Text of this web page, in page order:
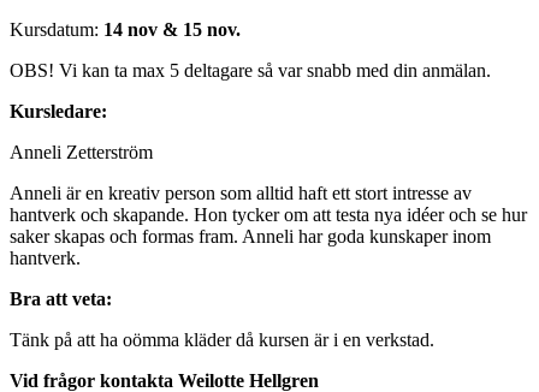
Kursdatum: 14 nov & 15 nov.
OBS! Vi kan ta max 5 deltagare så var snabb med din anmälan.
Kursledare:
Anneli Zetterström
Anneli är en kreativ person som alltid haft ett stort intresse av
hantverk och skapande. Hon tycker om att testa nya idéer och se hur
saker skapas och formas fram. Anneli har goda kunskaper inom
hantverk.
Bra att veta:
Tänk på att ha oömma kläder då kursen är i en verkstad.
Vid frågor kontakta Weilotte Hellgren